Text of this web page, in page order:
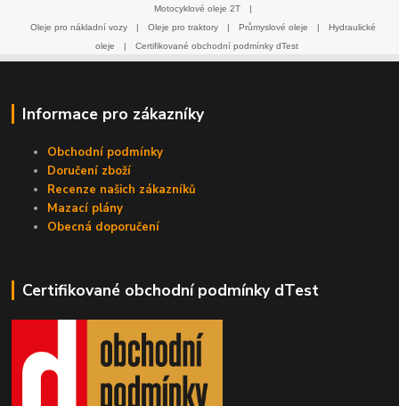
Motocyklové oleje 2T
|
Oleje pro nákladní vozy
| Oleje pro traktory | Průmyslové oleje |
Hydraulické
oleje
| Certifikované obchodní podmínky dTest
Informace pro zákazníky
Obchodní podmínky
Doručení zboží
Recenze našich zákazníků
Mazací plány
Obecná doporučení
Certifikované obchodní podmínky dTest